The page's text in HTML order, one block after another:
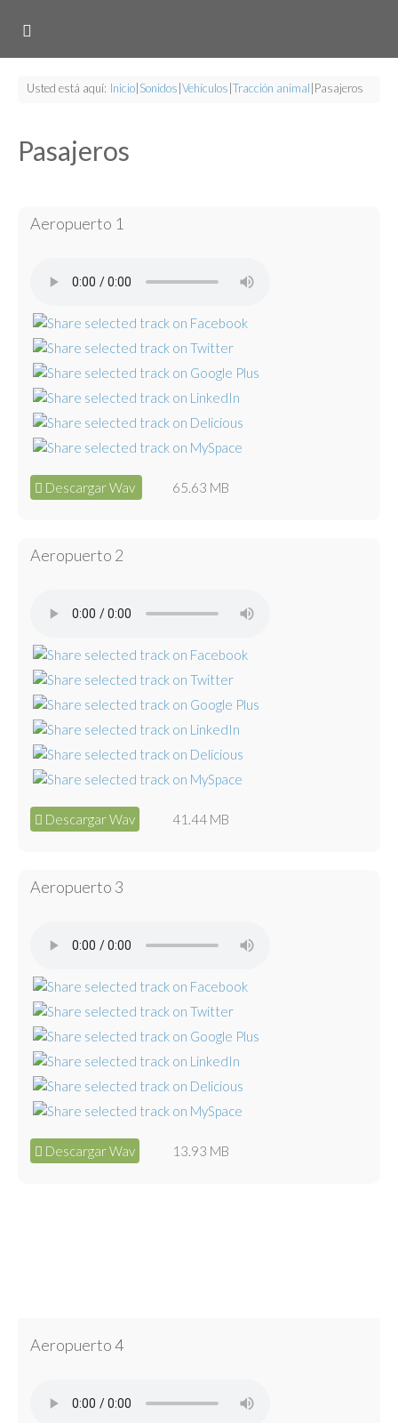
Usted está aquí: Inicio Sonidos Vehículos Tracción animal Pasajeros
Pasajeros
Aeropuerto 1
Descargar Wav 65.63 MB
Aeropuerto 2
Descargar Wav 41.44 MB
Aeropuerto 3
Descargar Wav 13.93 MB
Aeropuerto 4